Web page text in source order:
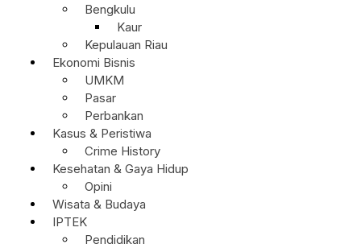
Bengkulu
Kaur
Kepulauan Riau
Ekonomi Bisnis
UMKM
Pasar
Perbankan
Kasus & Peristiwa
Crime History
Kesehatan & Gaya Hidup
Opini
Wisata & Budaya
IPTEK
Pendidikan